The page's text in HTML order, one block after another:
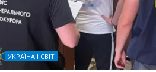
УКРАЇНА І СВІТ